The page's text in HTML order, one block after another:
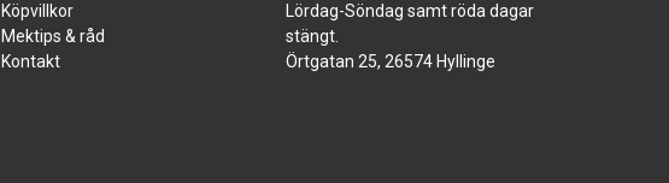
Köpvillkor
Mektips & råd
Kontakt
Lördag-Söndag samt röda dagar
stängt.
Örtgatan 25, 26574 Hyllinge